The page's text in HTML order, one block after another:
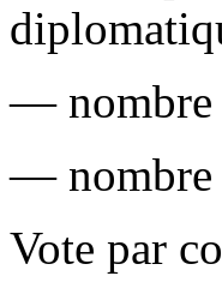
— nombre
— nombre
Vote par